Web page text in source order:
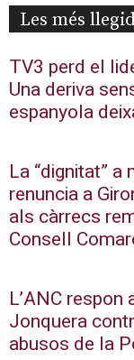
Les més
TV3 perd el
Una deriva
espanyola
La “dignitat”
renuncia a
als càrrecs
Consell
L’ANC
Jonquera
abusos de la